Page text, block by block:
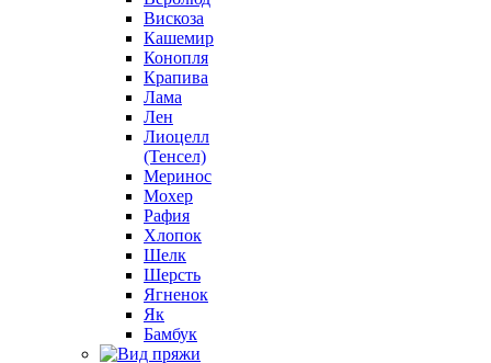
Вискоза
Кашемир
Конопля
Крапива
Лама
Лен
Лиоцелл
(Тенсел)
Меринос
Мохер
Рафия
Хлопок
Шелк
Шерсть
Ягненок
Як
Бамбук